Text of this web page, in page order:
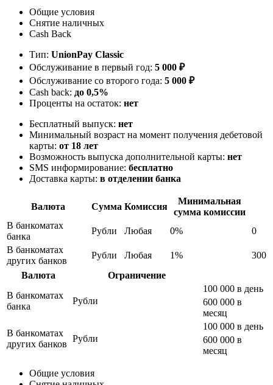
Общие условия
Снятие наличных
Cash Back
Тип: UnionPay Classic
Обслуживание в первый год: 5 000 ₽
Обслуживание со второго года: 5 000 ₽
Cash back: до 0,5%
Проценты на остаток: нет
Бесплатный выпуск: нет
Минимальный возраст на момент получения дебетовой
карты: от 18 лет
Возможность выпуска дополнительной карты: нет
SMS информирование: бесплатно
Доставка карты: в отделении банка
Валюта Сумма Комиссия
Минимальная
сумма комиссии
В банкоматах
банка
Рубли Любая 0%
0
В банкоматах
других банков
Рубли Любая 1%
300
Валюта
Ограничение
В банкоматах
банка
Рубли
100 000 в день
600 000 в
месяц
В банкоматах
других банков
Рубли
100 000 в день
600 000 в
месяц
Общие условия